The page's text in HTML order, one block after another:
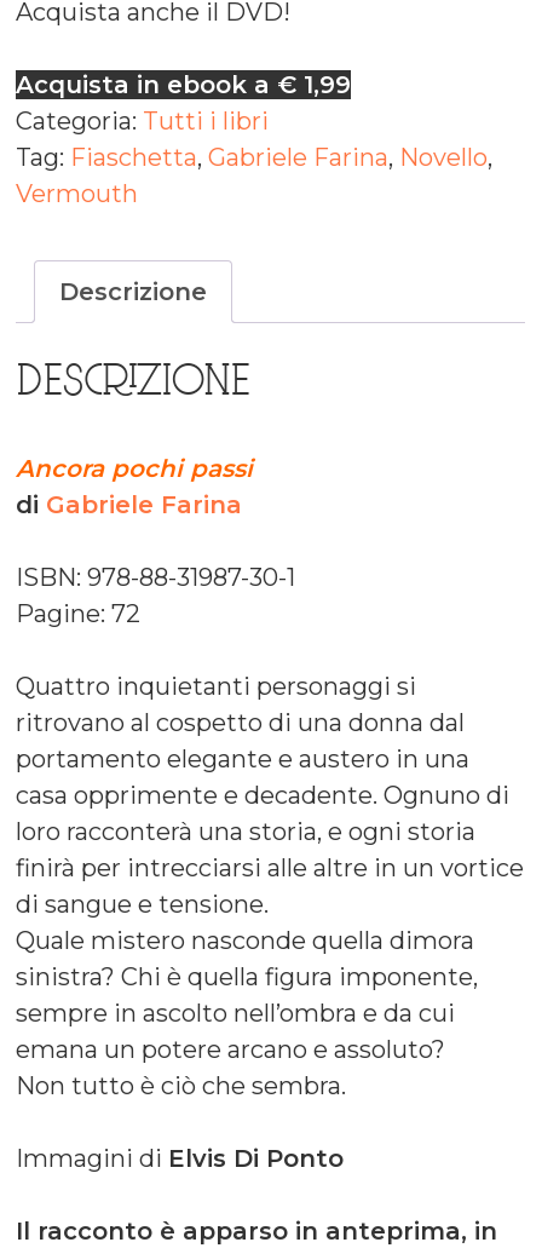
Acquista anche il DVD!
Acquista in ebook a € 1,99
Categoria: Tutti i libri
Tag: Fiaschetta,Gabriele Farina, Novello,
Vermouth
Descrizione
DESCRIZIONE
Ancora pochi passi
di Gabriele Farina
ISBN: 978-88-31987-30-1
Pagine: 72
Quattro inquietanti personaggi si
ritrovano al cospetto di una donna dal
portamento elegante e austero in una
casa opprimente e decadente. Ognuno di
loro racconterà una storia, e ogni storia
finirà per intrecciarsi alle altre in un vortice
di sangue e tensione.
Quale mistero nasconde quella dimora
sinistra? Chi è quella figura imponente,
sempre in ascolto nell’ombra e da cui
emana un potere arcano e assoluto?
Non tutto è ciò che sembra.
Immagini di Elvis Di Ponto
Il racconto è apparso in anteprima, in